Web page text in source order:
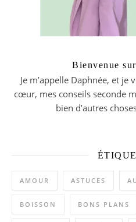
Bienvenue
Je m’appelle Daphnée, et je
cœur, mes conseils seconde
bien d’autres
AMOUR ASTUCES
BOISSON BONS PLANS